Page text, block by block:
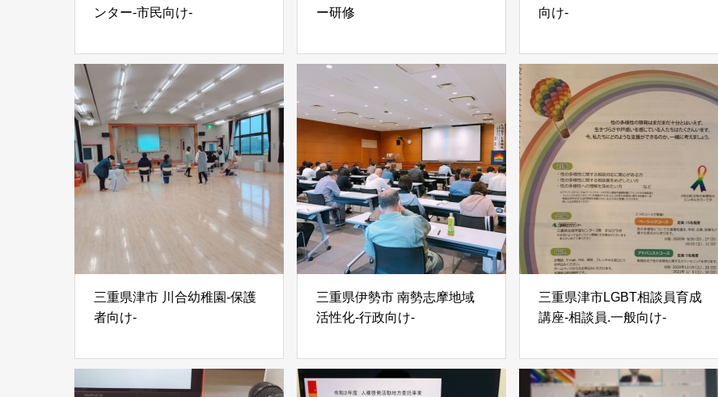
ンター-市民向け-
ー研修
向け-
三重県津市 川合幼稚園-保護
者向け-
三重県伊勢市 南勢志摩地域
活性化-行政向け-
三重県津市LGBT相談員育成
講座-相談員.一般向け-